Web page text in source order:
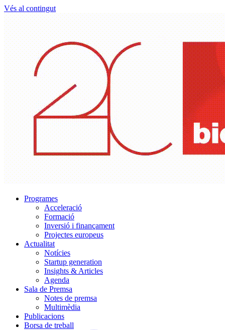
Vés al contingut
Programes
Acceleració
Formació
Inversió i finançament
Projectes europeus
Actualitat
Notícies
Startup generation
Insights & Articles
Agenda
Sala de Premsa
Notes de premsa
Multimèdia
Publicacions
Borsa de treball